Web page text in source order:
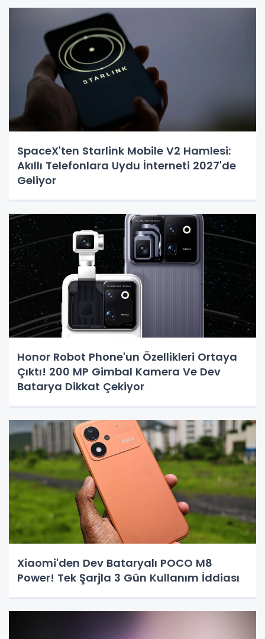
SpaceX'ten Starlink Mobile V2 Hamlesi:
Akıllı Telefonlara Uydu İnterneti 2027'de
Geliyor
Honor Robot Phone'un Özellikleri Ortaya
Çıktı! 200 MP Gimbal Kamera Ve Dev
Batarya Dikkat Çekiyor
Xiaomi'den Dev Bataryalı POCO M8
Power! Tek Şarjla 3 Gün Kullanım İddiası